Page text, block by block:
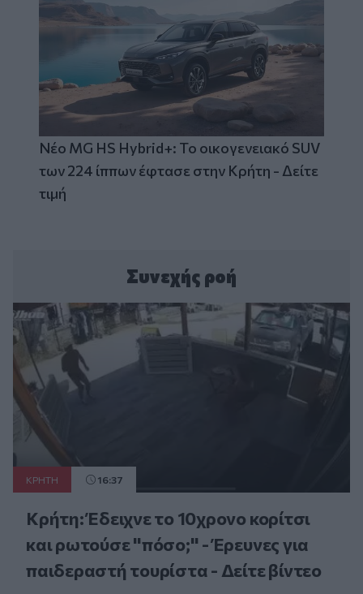
Νέο MG HS Hybrid+: Το οικογενειακό SUV
των 224 ίππων έφτασε στην Κρήτη - Δείτε
τιμή
Συνεχής ροή
ΚΡΗΤΗ 16:37
Κρήτη: Έδειχνε το 10χρονο κορίτσι
και ρωτούσε "πόσο;" - Έρευνες για
παιδεραστή τουρίστα - Δείτε βίντεο